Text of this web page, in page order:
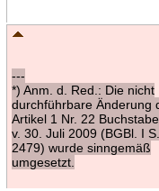
---
*) Anm. d. Red.: Die nicht
durchführbare Änderung
Artikel 1 Nr. 22 Buchstabe
v. 30. Juli 2009 (BGBl. I S.
2479) wurde sinngemäß
umgesetzt.